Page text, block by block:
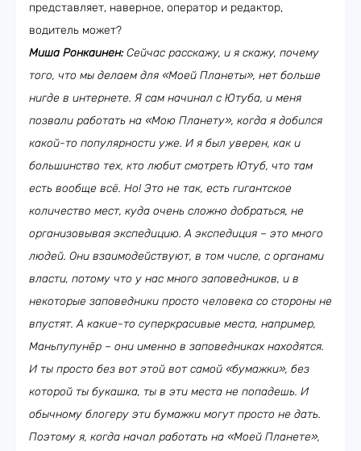
представляет, наверное, оператор и редактор,
водитель может?
Миша Ронкаинен:Сейчас расскажу, и я скажу, почему
того, что мы делаем для «Моей Планеты», нет больше
нигде в интернете. Я сам начинал с Ютуба, и меня
позвали работать на «Мою Планету», когда я добился
какой-то популярности уже. И я был уверен, как и
большинство тех, кто любит смотреть Ютуб, что там
есть вообще всё. Но! Это не так, есть гигантское
количество мест, куда очень сложно добраться, не
организовывая экспедицию. А экспедиция – это много
людей. Они взаимодействуют, в том числе, с органами
власти, потому что у нас много заповедников, и в
некоторые заповедники просто человека со стороны не
впустят. А какие-то суперкрасивые места, например,
Маньпупунёр – они именно в заповедниках находятся.
И ты просто без вот этой вот самой «бумажки», без
которой ты букашка, ты в эти места не попадешь. И
обычному блогеру эти бумажки могут просто не дать.
Поэтому я, когда начал работать на «Моей Планете»,